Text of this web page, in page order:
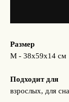
Размер
М - 38х59х14 см
Подходит для
взрослых, для